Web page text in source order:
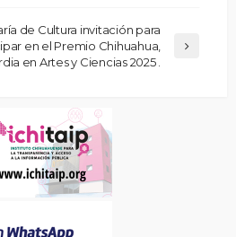
de Cultura invitación para
en el Premio Chihuahua,
en Artes y Ciencias 2025 .